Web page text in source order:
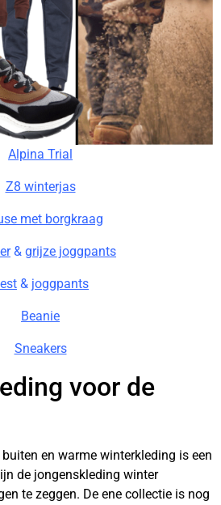
Alpina Trial
Z8 winterjas
met borgkraag
& grijze joggpants
& joggpants
Beanie
Sneakers
voor de
en warme winterkleding is een
de jongenskleding winter
te zeggen. De ene collectie is nog